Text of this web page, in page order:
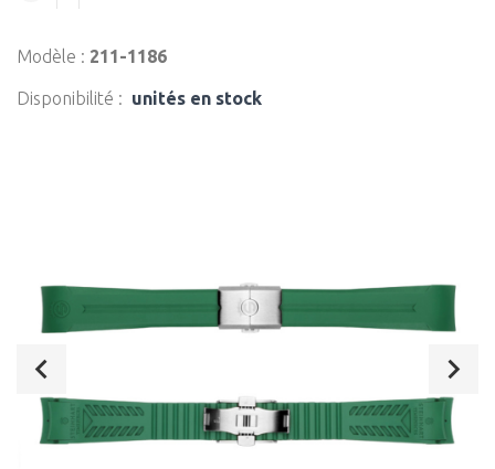
Modèle : 211-1186
Disponibilité : unités en stock